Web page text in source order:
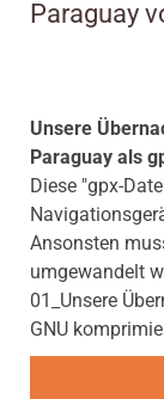
Paraguay
Unsere
Paraguay als
Diese "gpx-
Ansonsten
umgewandelt
01_Unsere
GNU